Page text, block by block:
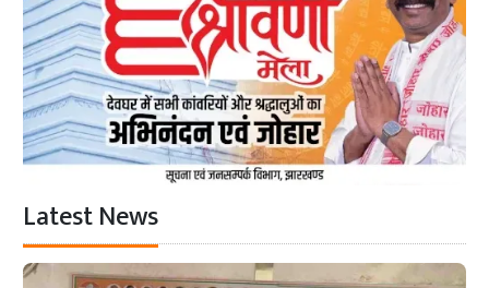
Latest News